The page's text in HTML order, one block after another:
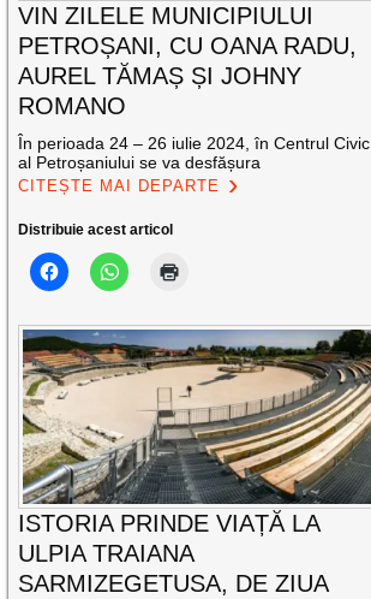
VIN ZILELE MUNICIPIULUI
PETROȘANI, CU OANA RADU,
AUREL TĂMAȘ ȘI JOHNY
ROMANO
În perioada 24 – 26 iulie 2024, în Centrul Civic
al Petroșaniului se va desfășura
CITEȘTE MAI DEPARTE
Distribuie acest articol
ISTORIA PRINDE VIAȚĂ LA
ULPIA TRAIANA
SARMIZEGETUSA, DE ZIUA